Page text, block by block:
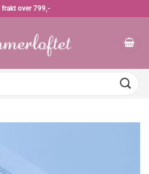
frakt over 799,-